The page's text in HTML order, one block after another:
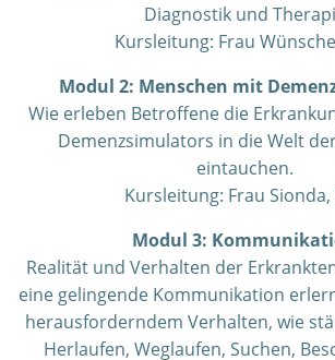
Diagnostik und
Kursleitung: Frau
Modul 2: Menschen mit
Wie erleben Betroffene die
Demenzsimulators in die Welt
eintauchen.
Kursleitung: Frau Sionda,
Modul 3:
Realität und Verhalten der
eine gelingende Kommunikation
herausforderndem Verhalten, wie
Herlaufen, Weglaufen, Suchen,